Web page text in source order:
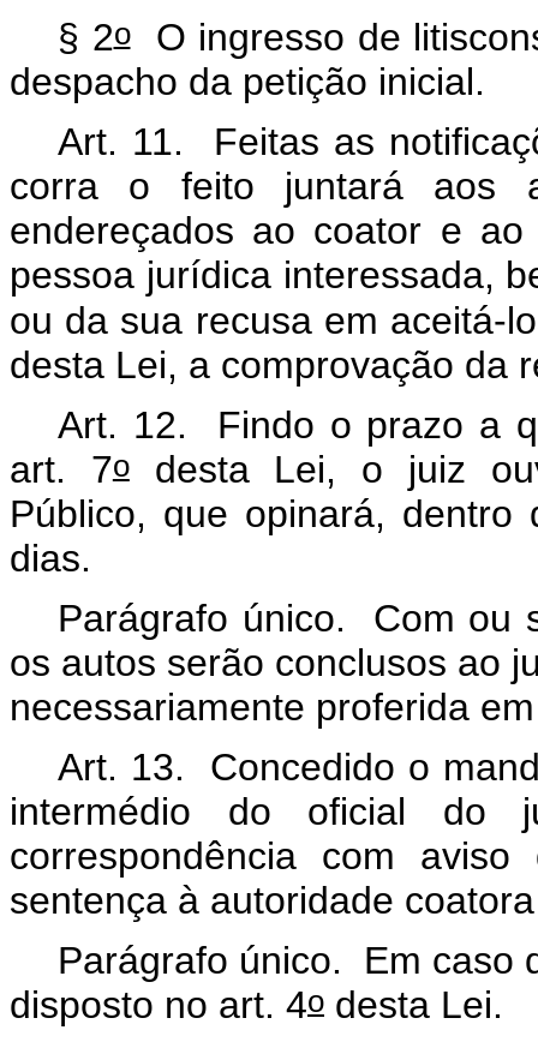
§ 2oO ingresso de
despacho da petição inicial.
Art. 11. Feitas as
corra o feito juntará aos
endereçados ao coator e
pessoa jurídica interessada,
ou da sua recusa em aceitá-
desta Lei, a comprovação da
Art. 12. Findo o prazo a
art. 7odesta Lei, o juiz
Público, que opinará,
dias.
Parágrafo único. Com ou
os autos serão conclusos ao
necessariamente proferida
Art. 13. Concedido o
intermédio do oficial do
correspondência com
sentença à autoridade
Parágrafo único. Em caso
disposto no art. 4o desta Lei.